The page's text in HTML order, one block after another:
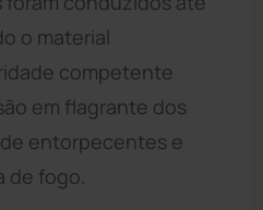
o material
competente
em flagrante dos
entorpecentes e
de fogo.